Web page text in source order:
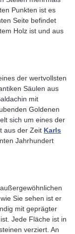
Punkten ist es
Seite befindet
Holz ist und aus
der wertvollsten
Säulen aus
mit
Goldenen
sich um eines der
aus der Zeit Karls
Jahrhundert
Sie sehen ist er
mit geprägter
Jede Fläche ist in
verziert. An